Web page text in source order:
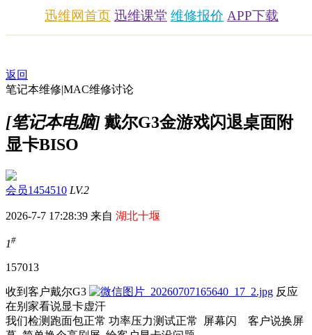
迅维网首页 迅维课堂 维修报价 APP下载
返回
笔记本维修|MAC维修讨论
[笔记本电脑] 戴尔G3金游戏闪退桌面附
显卡BISO
会员1454510 LV.2
2026-7-7 17:28:39 来自 湖北十堰
1#
157013
收到客户戴尔G3
反应
在别家看说显卡虚汗
我们检测跑面包正常 功率压力测试正常 屏幕闪 客户说换屏